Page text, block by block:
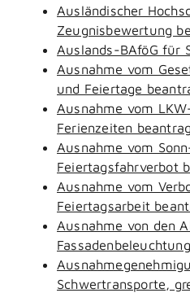
Ausländischer
Zeugnisbewertung
Auslands-BAföG für
Ausnahme vom
und Feiertage
Ausnahme vom
Ferienzeiten
Ausnahme vom
Feiertagsfahrverbot
Ausnahme vom
Feiertagsarbeit
Ausnahme von den
Schwertransporte,